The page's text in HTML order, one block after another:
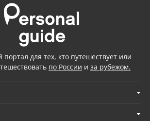
портал для тех, кто путешествует или
по России и за рубежом.